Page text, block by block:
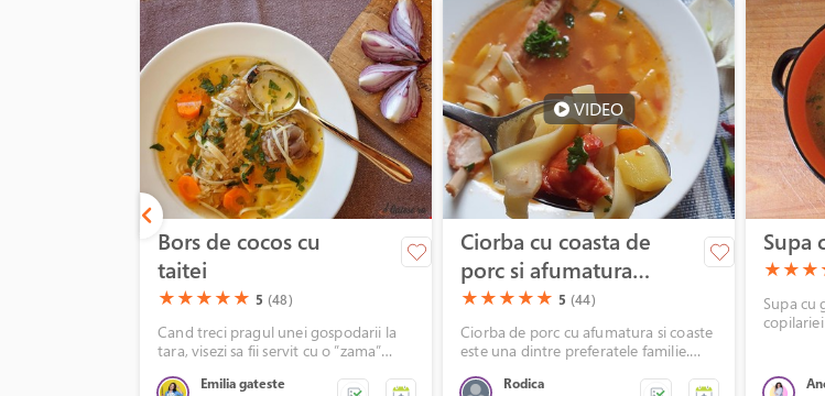
Bors de cocos cu
taitei
(*)
★(*)
★(*)
★(*)
★(*)
★ 5 (48)
Cand treci pragul unei gospodarii la
tara, visezi sa fii servit cu o ”zama”
eu acest bors de cocos, dintr-o pasare
Emilia gateste
VIDEO
Ciorba cu coasta de
porc si afumatura
cu cartofi si lascute
(*)
★(*)
★(*)
★(*)
★(*)
★ 5 (44)
Ciorba de porc cu afumatura si coaste
este una dintre preferatele familie.
fainoase este cu atat mai bine. Si copiii
Rodica
Supa
(*)
★(*)
★(*)
★
Supa cu